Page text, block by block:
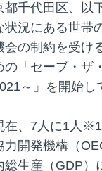
都千代田区、以
状況にある世帯
会の制約を受け
の「セーブ・ザ
～」を開始し
在、7人に1人
力開発機構（
総生産（GDP）